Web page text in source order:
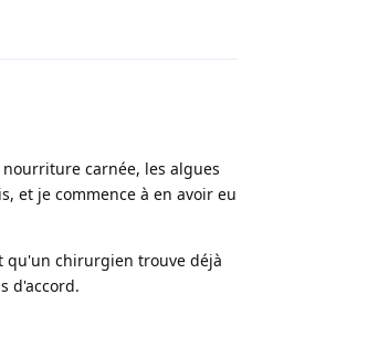
carnée, les algues
et je commence à en avoir eu
qu'un chirurgien trouve déjà
d'accord.